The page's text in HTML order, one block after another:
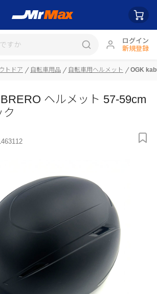
ログイン
新規登録
トドア 自転車用品 自転車用ヘルメット OGK
ヘルメット 57-59cm
ク